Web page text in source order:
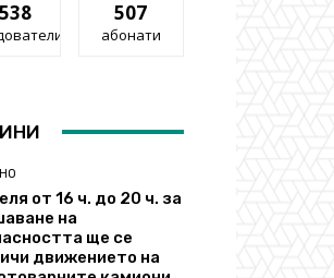
507
абонати
от 16 ч. до 20 ч. за
на
ще се
движението на